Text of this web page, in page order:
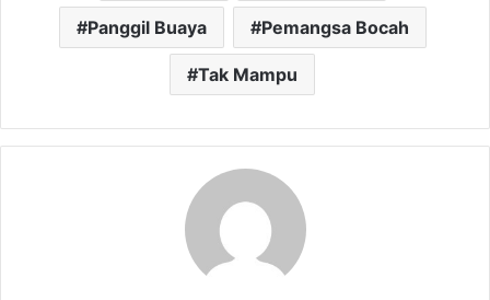
Panggil Buaya Pemangsa Bocah
Tak Mampu